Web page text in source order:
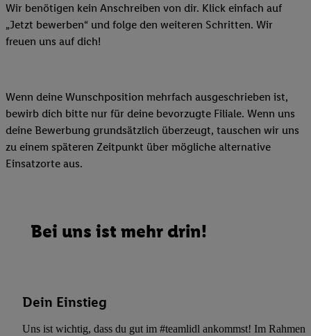
Wir benötigen kein Anschreiben von dir. Klick einfach auf
„Jetzt bewerben“ und folge den weiteren Schritten. Wir
freuen uns auf dich!
Wenn deine Wunschposition mehrfach ausgeschrieben ist,
bewirb dich bitte nur für deine bevorzugte Filiale. Wenn uns
deine Bewerbung grundsätzlich überzeugt, tauschen wir uns
zu einem späteren Zeitpunkt über mögliche alternative
Einsatzorte aus.
Bei uns ist mehr drin!
Dein Einstieg
Uns ist wichtig, dass du gut im #teamlidl ankommst! Im Rahmen